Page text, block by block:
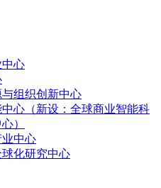
中心
组织创新中心
心（新设：全球商业智能科
）
中心
化研究中心